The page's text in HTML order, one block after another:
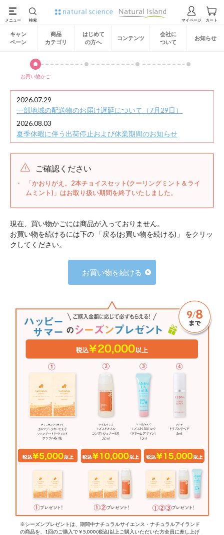
キャン
ペーン
商品
カテゴリ
はじめて
の方へ
コンテンツ
会社に
ついて
お知らせ
お買い物かご
2026.07.29
一部地域の配送物のお届け遅延について（7月29日）
2026.08.03
夏季休暇に伴う出荷停止および休業期間のお知らせ
ご確認ください
「かおりがえ。2本チョイスセット(クーリングミント＆ライ
ムミント)」はお取り扱い期間を終了いたしました。
現在、買い物かごには商品が入っておりません。
お買い物を続けるには下の 「戻る(お買い物を続ける)」 をクリッ
クしてください。
お買い物を続ける
※シーズンプレゼントは、期間中ナチュラルサイエンス・ナチュラルアイランド
の商品を、1回のご購入で￥5,000(税込)以上ご購入いただいた方全員に差し上げ